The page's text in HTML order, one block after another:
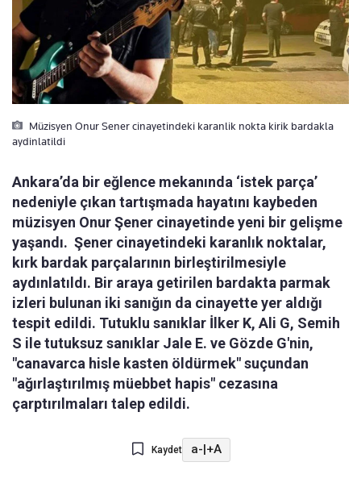
Müzisyen Onur Sener cinayetindeki karanlik nokta kirik bardakla
aydinlatildi
Ankara’da bir eğlence mekanında ‘istek parça’
nedeniyle çıkan tartışmada hayatını kaybeden
müzisyen Onur Şener cinayetinde yeni bir gelişme
yaşandı. Şener cinayetindeki karanlık noktalar,
kırk bardak parçalarının birleştirilmesiyle
aydınlatıldı. Bir araya getirilen bardakta parmak
izleri bulunan iki sanığın da cinayette yer aldığı
tespit edildi. Tutuklu sanıklar İlker K, Ali G, Semih
S ile tutuksuz sanıklar Jale E. ve Gözde G'nin,
"canavarca hisle kasten öldürmek" suçundan
"ağırlaştırılmış müebbet hapis" cezasına
çarptırılmaları talep edildi.
Kaydet a-|+A